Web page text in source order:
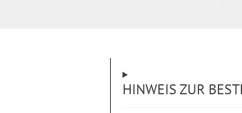
HINWEIS ZUR